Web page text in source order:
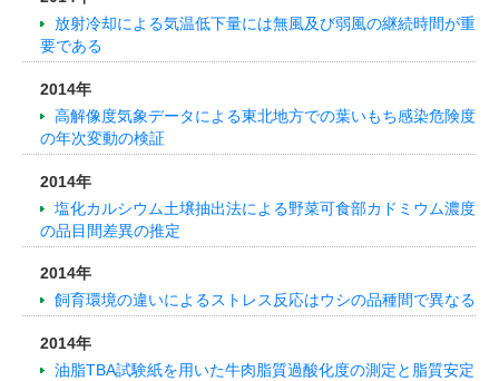
放射冷却による気温低下量には無風及び弱風の継続時間が重
要である
2014年
高解像度気象データによる東北地方での葉いもち感染危険度
の年次変動の検証
2014年
塩化カルシウム土壌抽出法による野菜可食部カドミウム濃度
の品目間差異の推定
2014年
飼育環境の違いによるストレス反応はウシの品種間で異なる
2014年
油脂TBA試験紙を用いた牛肉脂質過酸化度の測定と脂質安定